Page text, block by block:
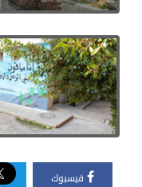
فيسبوك